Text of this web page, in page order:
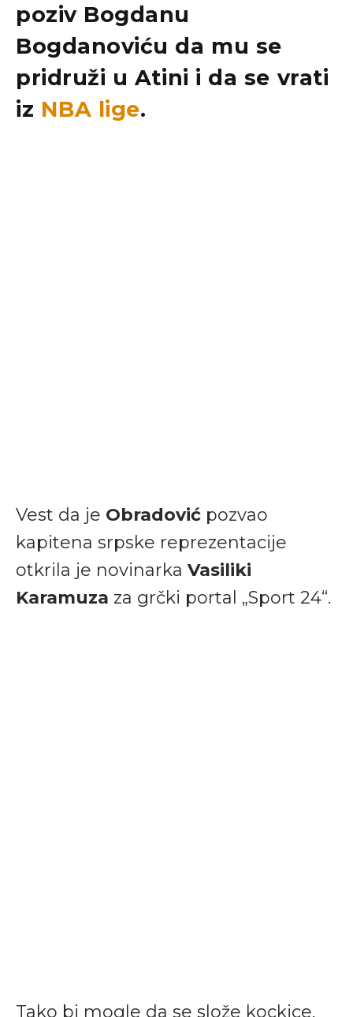
poziv Bogdanu
Bogdanoviću da mu se
pridruži u Atini i da se vrati
iz NBA lige.
Vest da je Obradović pozvao
kapitena srpske reprezentacije
otkrila je novinarka Vasiliki
Karamuza za grčki portal „Sport 24“.
Tako bi mogle da se slože kockice,